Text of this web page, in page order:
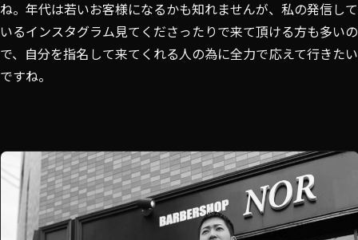
ね。年代は若いお客様になるかも知れませんが、私の発信して
いるインスタグラム見てくださったりで来て頂ける方も多いの
で、自分を指名して来てくれる人の為に全力で応えて行きたい
ですね。